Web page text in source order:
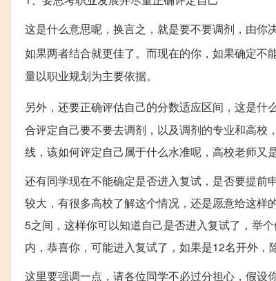
这是什么意思呢，换言之，就是要不要调剂，由你
如果两者结合就更佳了。而现在的你，如果确定不
量以职业规划为主要依据。
另外，还要正确评估自己的分数适应区间，这是什
合评定自己要不要去调剂，以及调剂的专业和高
线，该如何评定自己属于什么水准呢，高校老师又
还有同学现在不能确定是否进入复试，是否要提
较大，有很多高校了解这个情况，还是愿意给这样
5之间，这样你可以知道自己是否进入复试了，举
内，恭喜你，可能进入复试了，如果是12名开外，
这里要强调一点，请各位同学不必过分担心，假